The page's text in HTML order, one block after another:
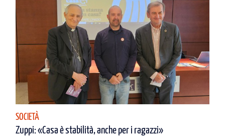
SOCIETÀ
Zuppi: «Casa è stabilità, anche per i ragazzi»